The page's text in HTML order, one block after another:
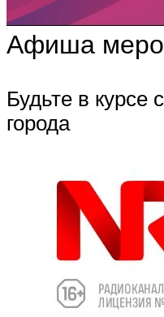
Афиша
Будьте в курсе
города